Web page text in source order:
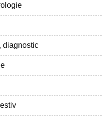
diagnostic